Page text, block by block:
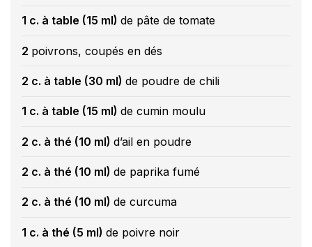
1 c. à table (15 ml) de pâte de tomate
2 poivrons, coupés en dés
2 c. à table (30 ml) de poudre de chili
1 c. à table (15 ml) de cumin moulu
2 c. à thé (10 ml) d’ail en poudre
2 c. à thé (10 ml) de paprika fumé
2 c. à thé (10 ml) de curcuma
1 c. à thé (5 ml) de poivre noir